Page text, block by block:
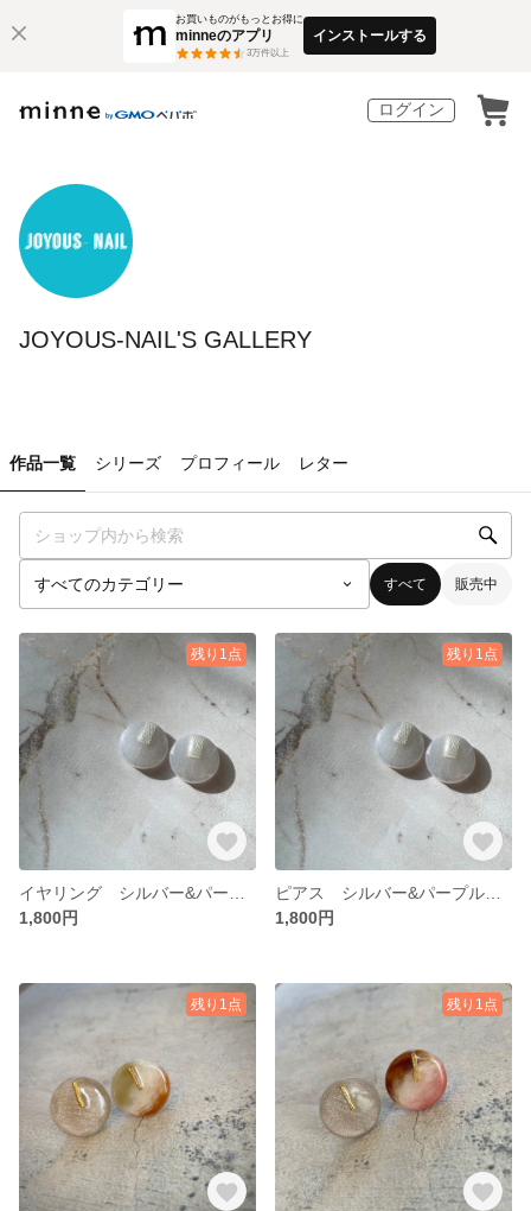
お買いものがもっとお得に
minneのアプリ
3万件以上
インストールする
ログイン
JOYOUS-NAIL'S GALLERY
作品一覧 シリーズ プロフィール レター
すべて 販売中
残り1点
1,800円
残り1点
1,800円
残り1点 残り1点